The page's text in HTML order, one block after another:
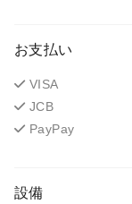
お支払い
VISA
JCB
PayPay
設備